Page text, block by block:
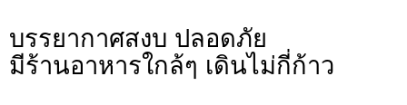
บรรยากาศสงบ ปลอดภัย
มีร้านอาหารใกล้ๆ เดินไม่กี่ก้าว